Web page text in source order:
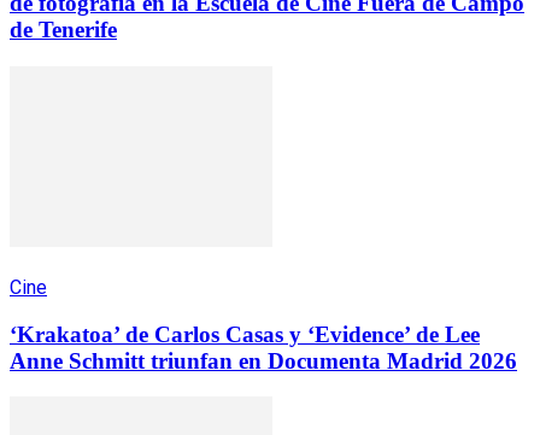
de Tenerife
Cine
‘Krakatoa’ de Carlos Casas y ‘Evidence’ de Lee
Anne Schmitt triunfan en Documenta Madrid 2026